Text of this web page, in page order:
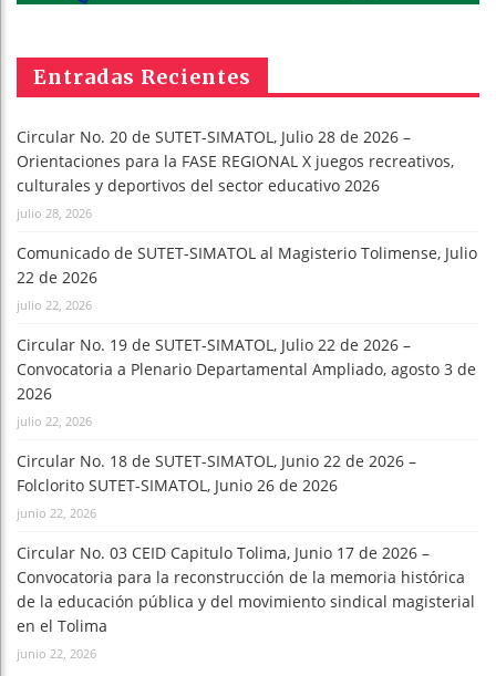
Entradas Recientes
Circular No. 20 de SUTET-SIMATOL, Julio 28 de 2026 –
Orientaciones para la FASE REGIONAL X juegos recreativos,
culturales y deportivos del sector educativo 2026
julio 28, 2026
Comunicado de SUTET-SIMATOL al Magisterio Tolimense, Julio
22 de 2026
julio 22, 2026
Circular No. 19 de SUTET-SIMATOL, Julio 22 de 2026 –
Convocatoria a Plenario Departamental Ampliado, agosto 3 de
2026
julio 22, 2026
Circular No. 18 de SUTET-SIMATOL, Junio 22 de 2026 –
Folclorito SUTET-SIMATOL, Junio 26 de 2026
junio 22, 2026
Circular No. 03 CEID Capitulo Tolima, Junio 17 de 2026 –
Convocatoria para la reconstrucción de la memoria histórica
de la educación pública y del movimiento sindical magisterial
en el Tolima
junio 22, 2026